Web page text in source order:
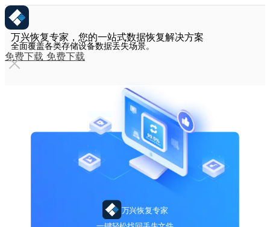
万兴恢复专家，您的一站式数据恢复解决方案
全面覆盖各类存储设备数据丢失场景。
免费下载 免费下载
万兴恢复专家